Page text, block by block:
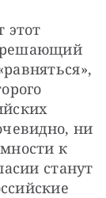
этот
ни
к
станут